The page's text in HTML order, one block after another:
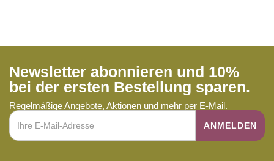
Newsletter abonnieren und 10%
bei der ersten Bestellung sparen.
Regelmäßige Angebote, Aktionen und mehr per E-Mail.